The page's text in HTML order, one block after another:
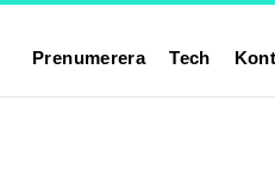
Prenumerera Tech